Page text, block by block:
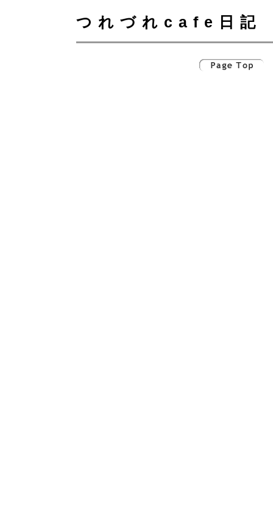
つれづれcafe日記